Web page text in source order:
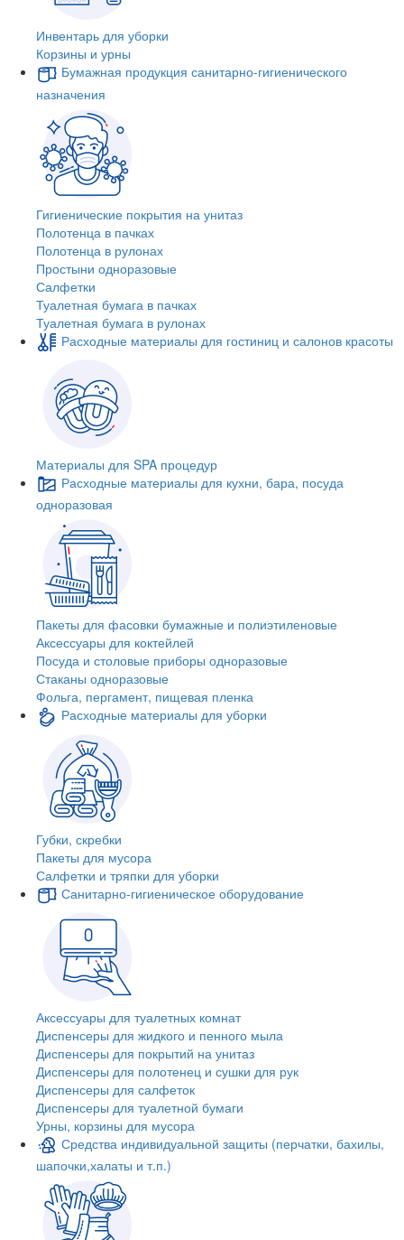
Инвентарь для уборки
Корзины и урны
Бумажная продукция санитарно-гигиенического
назначения
Гигиенические покрытия на унитаз
Полотенца в пачках
Полотенца в рулонах
Простыни одноразовые
Салфетки
Туалетная бумага в пачках
Туалетная бумага в рулонах
Расходные материалы для гостиниц и салонов красоты
Материалы для SPA процедур
Расходные материалы для кухни, бара, посуда
одноразовая
Пакеты для фасовки бумажные и полиэтиленовые
Аксессуары для коктейлей
Посуда и столовые приборы одноразовые
Стаканы одноразовые
Фольга, пергамент, пищевая пленка
Расходные материалы для уборки
Губки, скребки
Пакеты для мусора
Салфетки и тряпки для уборки
Санитарно-гигиеническое оборудование
Аксессуары для туалетных комнат
Диспенсеры для жидкого и пенного мыла
Диспенсеры для покрытий на унитаз
Диспенсеры для полотенец и сушки для рук
Диспенсеры для салфеток
Диспенсеры для туалетной бумаги
Урны, корзины для мусора
Средства индивидуальной защиты (перчатки, бахилы,
шапочки,халаты и т.п.)